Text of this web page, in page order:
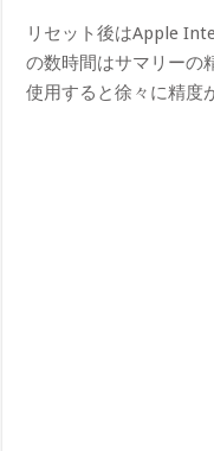
リセット後はApple
の数時間はサマリーの
使用すると徐々に精度